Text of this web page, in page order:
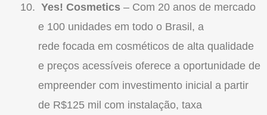
Yes! Cosmetics – Com 20 anos de mercado
e 100 unidades em todo o Brasil, a
rede focada em cosméticos de alta qualidade
e preços acessíveis oferece a oportunidade de
empreender com investimento inicial a partir
de R$125 mil com instalação, taxa